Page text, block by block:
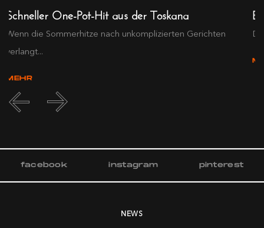
Schneller One-Pot-Hit aus der Toskana
Wenn die Sommerhitze nach unkomplizierten Gerichten
verlangt...
MEHR
facebook instagram pinterest
NEWS